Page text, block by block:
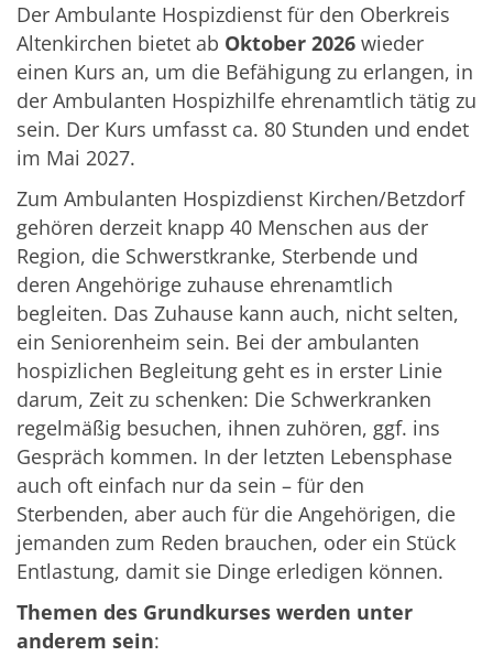
Der Ambulante Hospizdienst für den Oberkreis
Altenkirchen bietet ab Oktober 2026 wieder
einen Kurs an, um die Befähigung zu erlangen, in
der Ambulanten Hospizhilfe ehrenamtlich tätig zu
sein. Der Kurs umfasst ca. 80 Stunden und endet
im Mai 2027.
Zum Ambulanten Hospizdienst Kirchen/Betzdorf
gehören derzeit knapp 40 Menschen aus der
Region, die Schwerstkranke, Sterbende und
deren Angehörige zuhause ehrenamtlich
begleiten. Das Zuhause kann auch, nicht selten,
ein Seniorenheim sein. Bei der ambulanten
hospizlichen Begleitung geht es in erster Linie
darum, Zeit zu schenken: Die Schwerkranken
regelmäßig besuchen, ihnen zuhören, ggf. ins
Gespräch kommen. In der letzten Lebensphase
auch oft einfach nur da sein – für den
Sterbenden, aber auch für die Angehörigen, die
jemanden zum Reden brauchen, oder ein Stück
Entlastung, damit sie Dinge erledigen können.
Themen des Grundkurses werden unter
anderem sein: